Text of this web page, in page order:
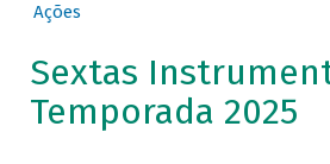
Ações
Sextas
Temporada 2025